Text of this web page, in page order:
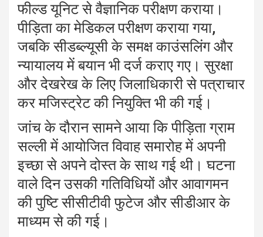
फील्ड यूनिट से वैज्ञानिक परीक्षण कराया।
पीड़िता का मेडिकल परीक्षण कराया गया,
जबकि सीडब्ल्यूसी के समक्ष काउंसलिंग और
न्यायालय में बयान भी दर्ज कराए गए। सुरक्षा
और देखरेख के लिए जिलाधिकारी से पत्राचार
कर मजिस्ट्रेट की नियुक्ति भी की गई।
जांच के दौरान सामने आया कि पीड़िता ग्राम
सल्ली में आयोजित विवाह समारोह में अपनी
इच्छा से अपने दोस्त के साथ गई थी। घटना
वाले दिन उसकी गतिविधियों और आवागमन
की पुष्टि सीसीटीवी फुटेज और सीडीआर के
माध्यम से की गई।